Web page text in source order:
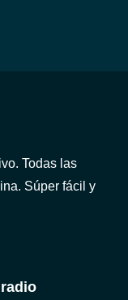
Todas las
Súper fácil y